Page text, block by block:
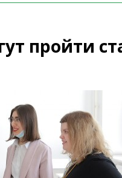
пройти